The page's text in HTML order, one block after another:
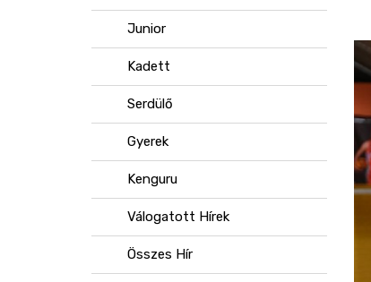
Junior
Kadett
Serdülő
Gyerek
Kenguru
Válogatott Hírek
Összes Hír